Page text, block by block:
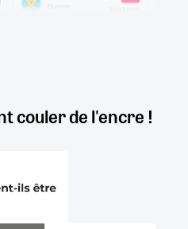
couler de l'encre !